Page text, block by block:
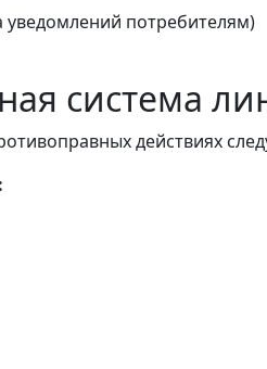
уведомлений потребителям)
система
действиях